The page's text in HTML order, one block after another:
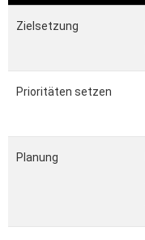
Zielsetzung
Prioritäten setzen
Planung